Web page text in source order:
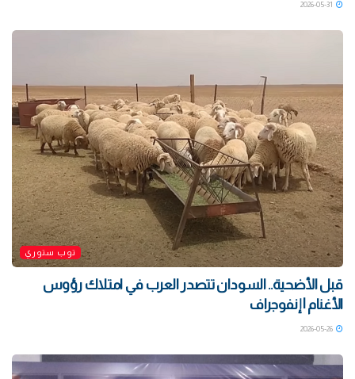
توب ستوري
قبل الأضحية.. السودان تتصدر العرب في امتلاك رؤوس
الأغنام | إنفوجراف